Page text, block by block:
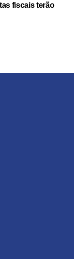
fiscais terão